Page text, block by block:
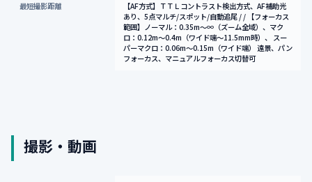
最短撮影距離
【AF方式】ＴＴＬコントラスト検出方式、AF補助光
あり、5点マルチ/スポット/自動追尾 / / 【フォーカス
範囲】ノーマル：0.35m～∞（ズーム全域）、マク
ロ：0.12m～0.4m（ワイド端～11.5mm時）、 スー
パーマクロ：0.06m～0.15m（ワイド端） 遠景、パン
フォーカス、マニュアルフォーカス切替可
撮影・動画